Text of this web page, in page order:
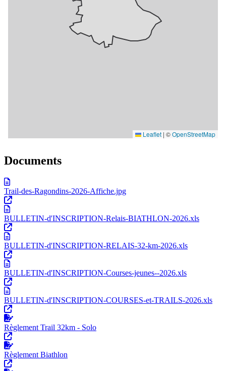
Documents
Trail-des-Ragondins-2026-Affiche.jpg
BULLETIN-d'INSCRIPTION-Relais-BIATHLON-2026.xls
BULLETIN-d'INSCRIPTION-RELAIS-32-km-2026.xls
BULLETIN-d'INSCRIPTION-Courses-jeunes--2026.xls
BULLETIN-d'INSCRIPTION-COURSES-et-TRAILS-2026.xls
Règlement Trail 32km - Solo
Règlement Biathlon